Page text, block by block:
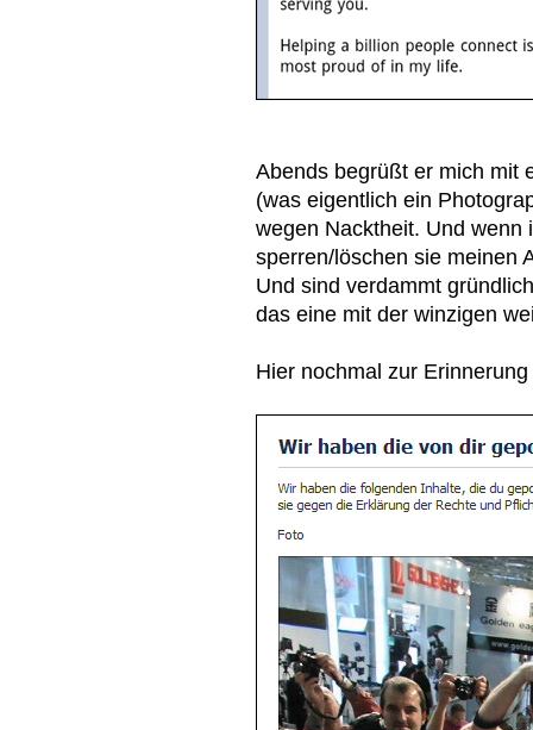
Abends begrüßt er mich mit
(was eigentlich ein
wegen Nacktheit. Und wenn
sperren/löschen sie meinen
Und sind verdammt
das eine mit der winzigen
Hier nochmal zur